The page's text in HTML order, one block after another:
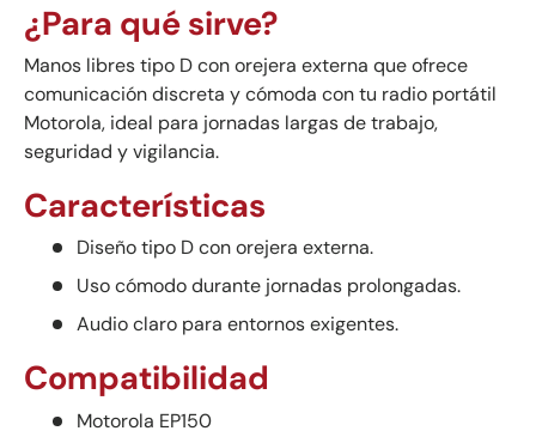
¿Para qué sirve?
Manos libres tipo D con orejera externa que ofrece
comunicación discreta y cómoda con tu radio portátil
Motorola, ideal para jornadas largas de trabajo,
seguridad y vigilancia.
Características
Diseño tipo D con orejera externa.
Uso cómodo durante jornadas prolongadas.
Audio claro para entornos exigentes.
Compatibilidad
Motorola EP150